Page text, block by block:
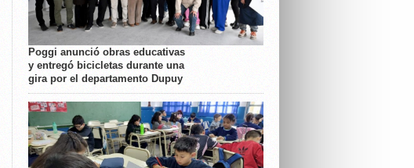
Poggi anunció obras educativas
y entregó bicicletas durante una
gira por el departamento Dupuy